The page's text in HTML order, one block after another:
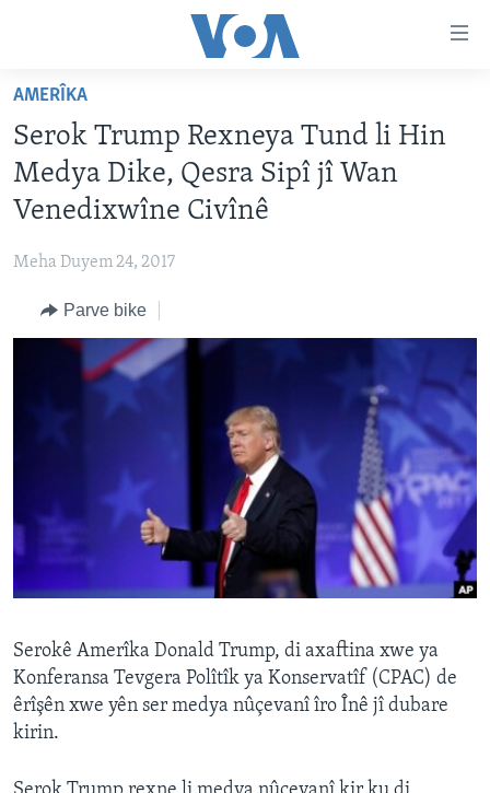
Yekser
naveroka
serekî
Yekser
here
Malpera
Yekser
here
DESTPÊK
NÛÇE
VÎDYO GALERÎ
RADYO
HEVPEYVÎN
HERÊMÊN KURDAN
TIRKÎYE
SÛRÎYE
ÇAND Û HUNER
SERNIVÎS
SORANÎ
Learning English
FOLLOW US
AMERÎKA
Serok Trump Rexneya Tund li Hin
Medya Dike, Qesra Sipî jî Wan
Venedixwîne Civînê
Meha Duyem 24, 2017
Parve bike
Serokê Amerîka Donald Trump, di axaftina xwe ya
Konferansa Tevgera Polîtîk ya Konservatîf (CPAC) de
êrîşên xwe yên ser medya nûçevanî îro Înê jî dubare
kirin.